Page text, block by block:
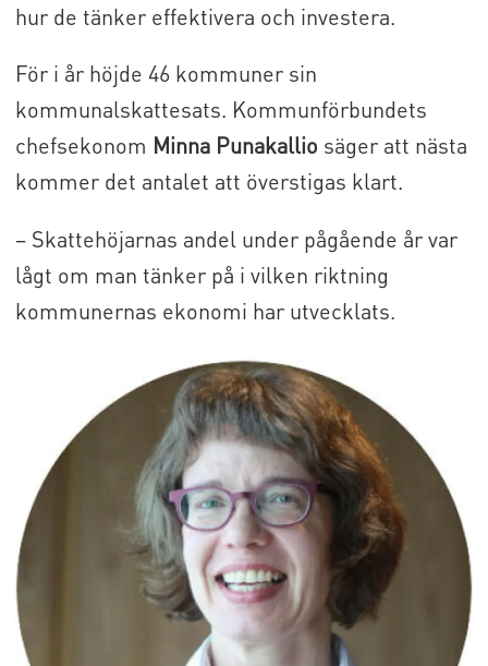
hur de tänker effektivera och investera.
För i år höjde 46 kommuner sin
kommunalskattesats. Kommunförbundets
chefsekonom Minna Punakallio säger att nästa
kommer det antalet att överstigas klart.
– Skattehöjarnas andel under pågående år var
lågt om man tänker på i vilken riktning
kommunernas ekonomi har utvecklats.